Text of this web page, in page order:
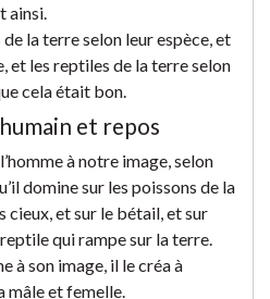
ainsi.
la terre selon leur espèce, et
et les reptiles de la terre selon
cela était bon.
et repos
à notre image, selon
domine sur les poissons de la
cieux, et sur le bétail, et sur
qui rampe sur la terre.
à son image, il le créa à
mâle et femelle.